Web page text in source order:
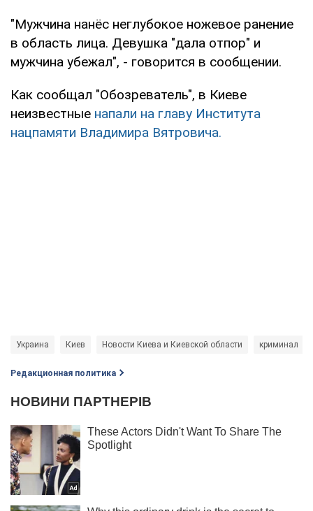
"Мужчина нанёс неглубокое ножевое ранение
в область лица. Девушка "дала отпор" и
мужчина убежал", - говорится в сообщении.
Как сообщал "Обозреватель", в Киеве
неизвестные напали на главу Института
нацпамяти Владимира Вятровича.
Украина Киев Новости Киева и Киевской области криминал
Редакционная политика